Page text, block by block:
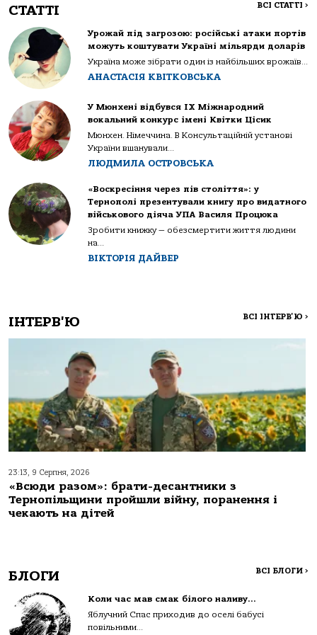
СТАТТІ ВСІ СТАТТІ >
Урожай під загрозою: російські атаки портів
можуть коштувати Україні мільярди доларів
Україна може зібрати один із найбільших врожаїв...
АНАСТАСІЯ КВІТКОВСЬКА
У Мюнхені відбувся IX Міжнародний
вокальний конкурс імені Квітки Цісик
Мюнхен. Німеччина. В Консультаційній установі
України вшанували...
ЛЮДМИЛА ОСТРОВСЬКА
«Воскресіння через пів століття»: у
Тернополі презентували книгу про видатного
військового діяча УПА Василя Процюка
Зробити книжку — обезсмертити життя людини
на...
ВІКТОРІЯ ДАЙВЕР
ІНТЕРВ'Ю ВСІ ІНТЕРВ'Ю >
23:13, 9 Серпня, 2026
«Всюди разом»: брати-десантники з
Тернопільщини пройшли війну, поранення і
чекають на дітей
БЛОГИ ВСІ БЛОГИ >
Коли час мав смак білого наливу…
Яблучний Спас приходив до оселі бабусі
повільними...